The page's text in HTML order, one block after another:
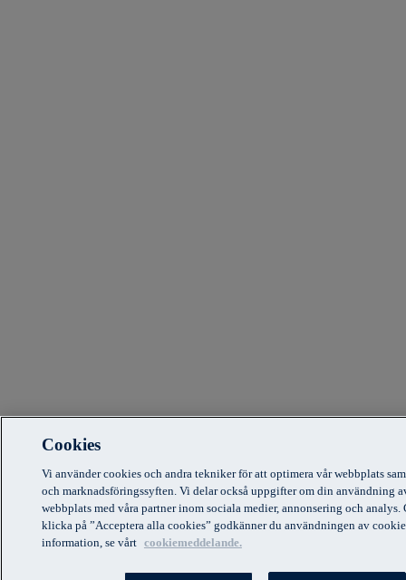
Cookies
Vi använder cookies och andra tekniker för att optimera vår webbplats
och marknadsföringssyften. Vi delar också uppgifter om din användning
webbplats med våra partner inom sociala medier, annonsering och analys.
klicka på ”Acceptera alla cookies” godkänner du användningen av
information, se vårt cookiemeddelande.